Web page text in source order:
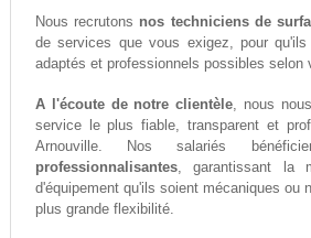
Nous recrutons nos techniciens de
de services que vous exigez, pour
adaptés et professionnels possibles selon
A l'écoute de notre clientèle, nous
service le plus fiable, transparent et
Arnouville. Nos salariés
professionnalisantes, garantissant la
d'équipement qu'ils soient mécaniques ou
plus grande flexibilité.